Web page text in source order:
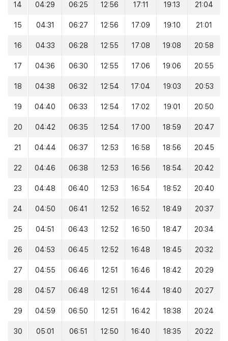
14 04:29 06:25 12:56 17:11 19:13 21:04
15 04:31 06:27 12:56 17:09 19:10 21:01
16 04:33 06:28 12:55 17:08 19:08 20:58
17 04:36 06:30 12:55 17:06 19:06 20:55
18 04:38 06:32 12:54 17:04 19:03 20:53
19 04:40 06:33 12:54 17:02 19:01 20:50
20 04:42 06:35 12:54 17:00 18:59 20:47
21 04:44 06:37 12:53 16:58 18:56 20:45
22 04:46 06:38 12:53 16:56 18:54 20:42
23 04:48 06:40 12:53 16:54 18:52 20:40
24 04:50 06:41 12:52 16:52 18:49 20:37
25 04:51 06:43 12:52 16:50 18:47 20:34
26 04:53 06:45 12:52 16:48 18:45 20:32
27 04:55 06:46 12:51 16:46 18:42 20:29
28 04:57 06:48 12:51 16:44 18:40 20:27
29 04:59 06:50 12:51 16:42 18:38 20:24
30 05:01 06:51 12:50 16:40 18:35 20:22